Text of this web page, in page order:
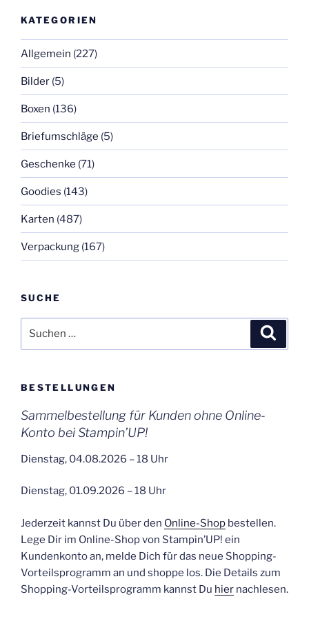
KATEGORIEN
Allgemein (227)
Bilder (5)
Boxen (136)
Briefumschläge (5)
Geschenke (71)
Goodies (143)
Karten (487)
Verpackung (167)
SUCHE
nach:
BESTELLUNGEN
Sammelbestellung für Kunden ohne Online-
Konto bei Stampin’UP!
Dienstag, 04.08.2026 – 18 Uhr
Dienstag, 01.09.2026 – 18 Uhr
Jederzeit kannst Du über den Online-Shop bestellen.
Lege Dir im Online-Shop von Stampin’UP! ein
Kundenkonto an, melde Dich für das neue Shopping-
Vorteilsprogramm an und shoppe los. Die Details zum
Shopping-Vorteilsprogramm kannst Du hier nachlesen.